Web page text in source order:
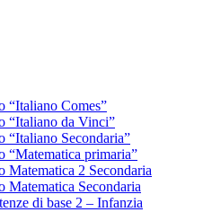
“Italiano Comes”
“Italiano da Vinci”
“Italiano Secondaria”
“Matematica primaria”
Matematica 2 Secondaria
Matematica Secondaria
di base 2 – Infanzia